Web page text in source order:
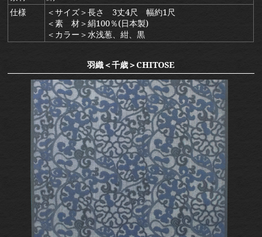
仕様
＜サイズ＞長さ 3丈4尺 幅約1尺
＜素 材＞絹100％(日本製)
＜カラー＞水浅葱、紺、黒
羽織＜千歳＞CHITOSE